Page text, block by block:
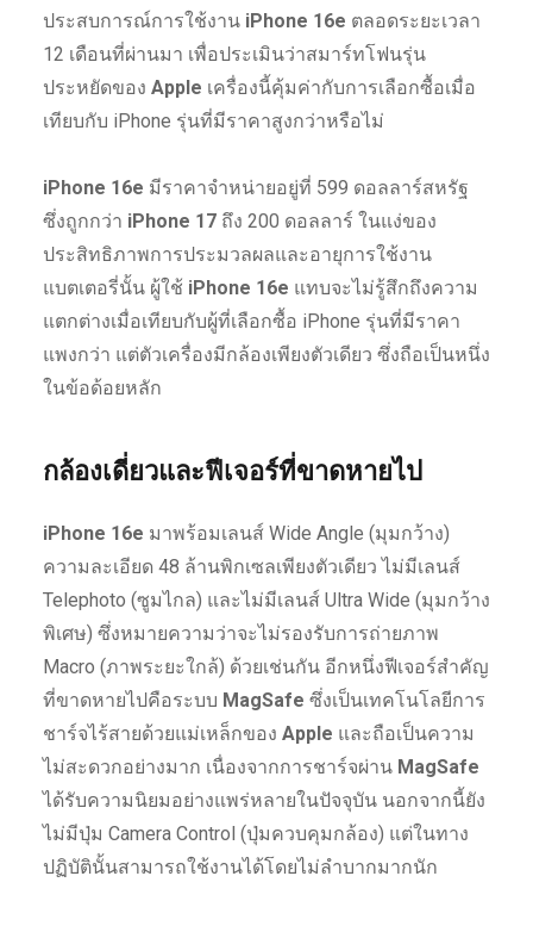
ประสบการณ์การใช้งาน iPhone 16e ตลอดระยะเวลา
12 เดือนที่ผ่านมา เพื่อประเมินว่าสมาร์ทโฟนรุ่น
ประหยัดของ Apple เครื่องนี้คุ้มค่ากับการเลือกซื้อเมื่อ
เทียบกับ iPhone รุ่นที่มีราคาสูงกว่าหรือไม่
iPhone 16e มีราคาจำหน่ายอยู่ที่ 599 ดอลลาร์สหรัฐ
ซึ่งถูกกว่า iPhone 17ถึง 200 ดอลลาร์ ในแง่ของ
ประสิทธิภาพการประมวลผลและอายุการใช้งาน
แบตเตอรี่นั้น ผู้ใช้ iPhone 16e แทบจะไม่รู้สึกถึงความ
แตกต่างเมื่อเทียบกับผู้ที่เลือกซื้อ iPhone รุ่นที่มีราคา
แพงกว่า แต่ตัวเครื่องมีกล้องเพียงตัวเดียว ซึ่งถือเป็นหนึ่ง
ในข้อด้อยหลัก
กล้องเดี่ยวและฟีเจอร์ที่ขาดหายไป
iPhone 16e มาพร้อมเลนส์ Wide Angle (มุมกว้าง)
ความละเอียด 48 ล้านพิกเซลเพียงตัวเดียว ไม่มีเลนส์
Telephoto (ซูมไกล) และไม่มีเลนส์ Ultra Wide (มุมกว้าง
พิเศษ) ซึ่งหมายความว่าจะไม่รองรับการถ่ายภาพ
Macro (ภาพระยะใกล้) ด้วยเช่นกัน อีกหนึ่งฟีเจอร์สำคัญ
ที่ขาดหายไปคือระบบ MagSafe ซึ่งเป็นเทคโนโลยีการ
ชาร์จไร้สายด้วยแม่เหล็กของ Apple และถือเป็นความ
ไม่สะดวกอย่างมาก เนื่องจากการชาร์จผ่าน MagSafe
ได้รับความนิยมอย่างแพร่หลายในปัจจุบัน นอกจากนี้ยัง
ไม่มีปุ่ม Camera Control (ปุ่มควบคุมกล้อง) แต่ในทาง
ปฏิบัตินั้นสามารถใช้งานได้โดยไม่ลำบากมากนัก